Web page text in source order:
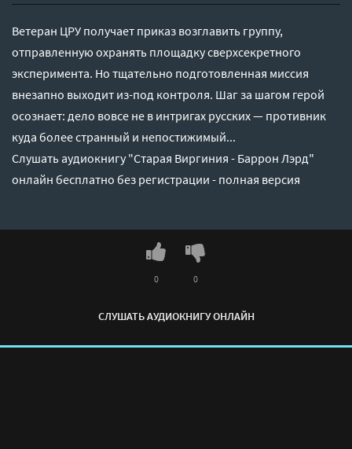
Ветеран ЦРУ получает приказ возглавить группу,
отправленную охранять площадку сверхсекретного
эксперимента. Но тщательно подготовленная миссия
внезапно выходит из-под контроля. Шаг за шагом герой
осознает: дело вовсе не в интригах русских — противник
куда более странный и непостижимый...
Слушать аудиокнигу "Старая Виргиния - Баррон Лэрд"
онлайн бесплатно без регистрации - полная версия
СЛУШАТЬ АУДИОКНИГУ ОНЛАЙН
0 0